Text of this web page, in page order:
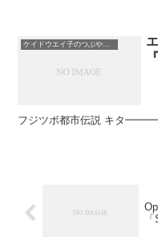
ケイドウエイ子のつぶやき日記
フジツボ都市伝説 キタ